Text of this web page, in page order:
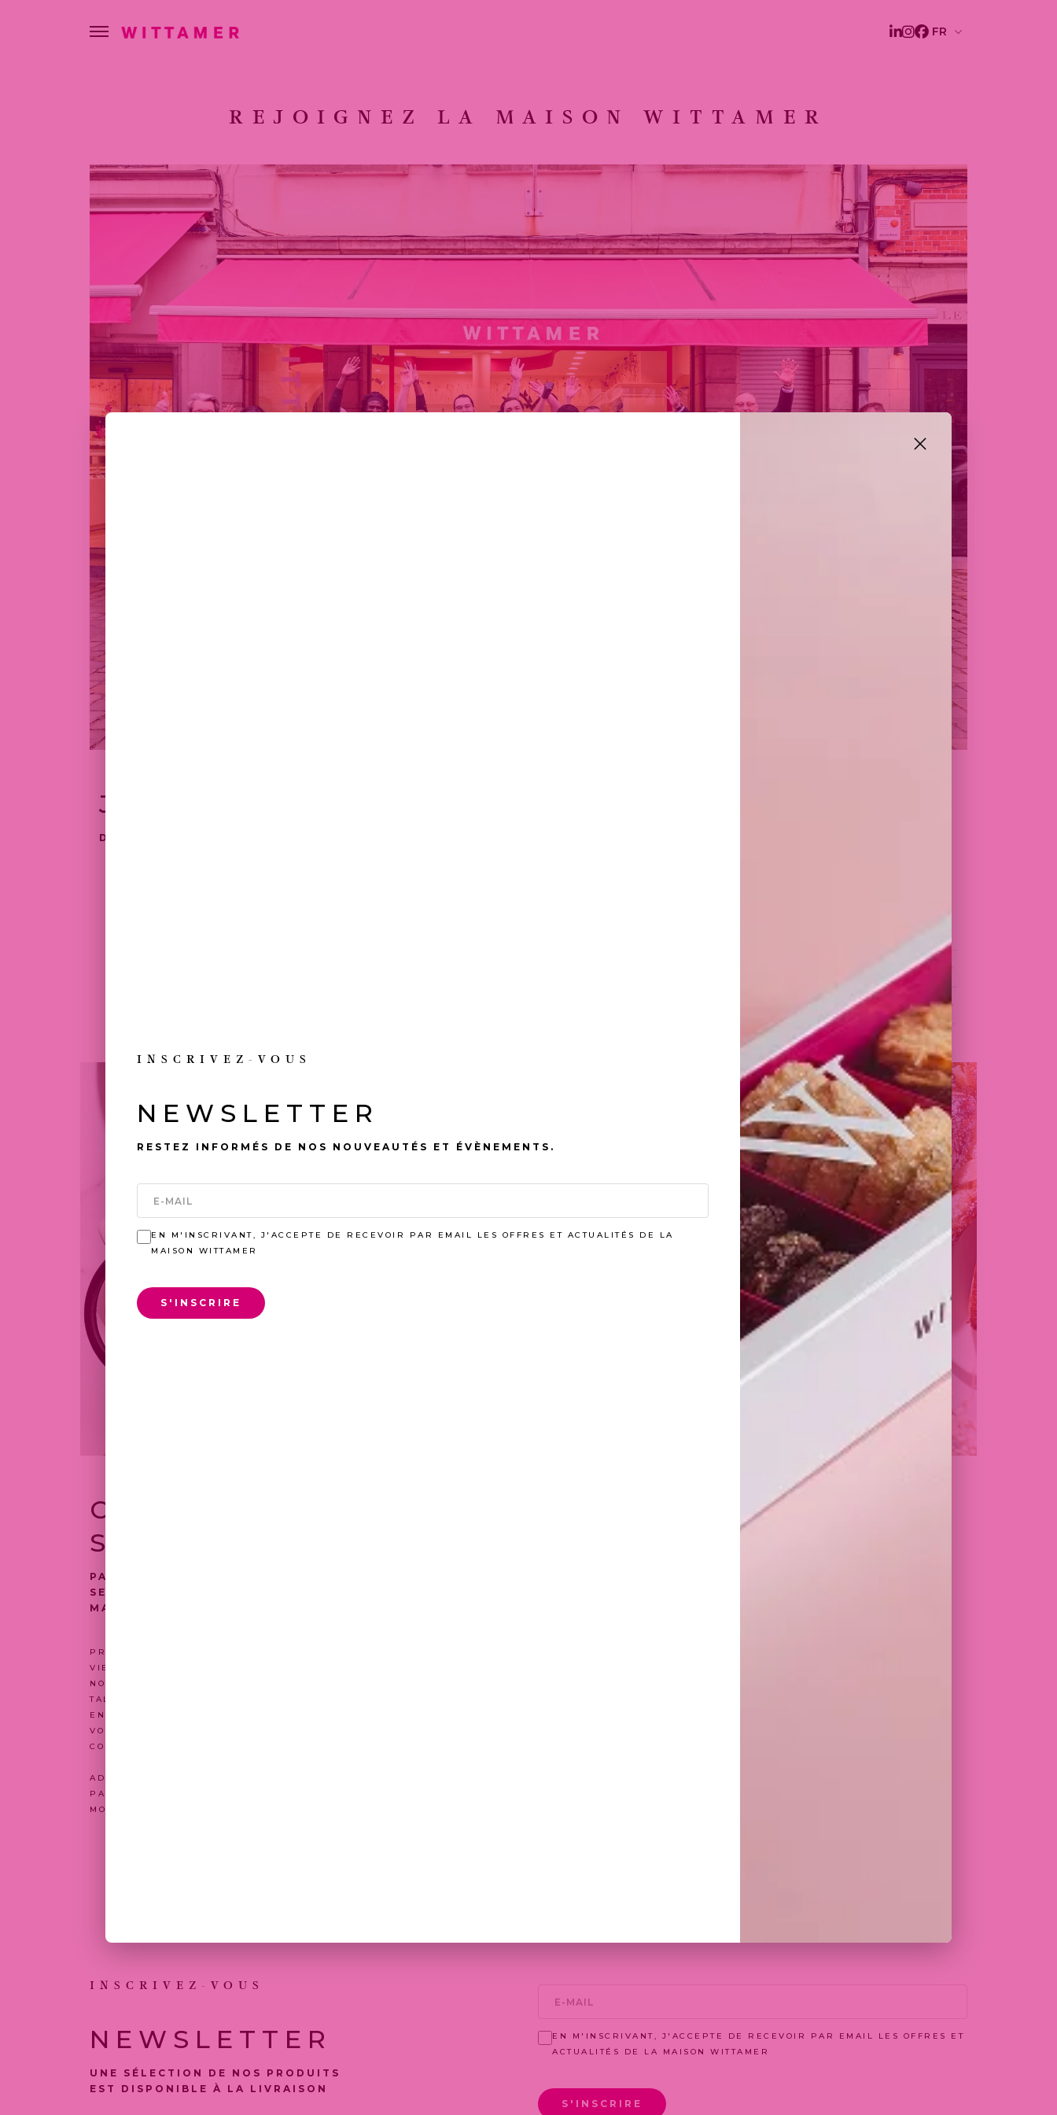
REJOIGNEZ LA MAISON WITTAMER
JOBS
DÉCOUVREZ TOUTES NOS OFFRES D’EMPLOI
PRODUCTION ATELIER
+
VENTE EN BOUTIQUE
+
CANDIDATURE
SPONTANÉE
PASSION, EXIGENCE, SAVOIR-FAIRE ET SENS DU
SERVICE ANIMENT CHAQUE MÉTIER DE NOTRE
MAISON.
PRODUCTION CHOCOLATIÈRE, PÂTISSERIE, GLACERIE,
VIENNOISERIE, VENTE, LOGISTIQUE OU FONCTIONS SUPPORT :
NOUS SOMMES TOUJOURS ATTENTIFS AUX PROFILS
TALENTUEUX SOUHAITANT ÉVOLUER DANS UN
ENVIRONNEMENT ARTISANAL ET HAUT DE GAMME.
VOUS SOUHAITEZ REJOINDRE UNE ÉQUIPE ENGAGÉE ET
CONTRIBUER À FAIRE VIVRE DES PRODUITS D’EXCEPTION ?
ADRESSEZ-NOUS VOTRE CANDIDATURE SPONTANÉE ET
PARTAGEZ-NOUS VOTRE PARCOURS AINSI QUE VOS
MOTIVATIONS.
INSCRIVEZ-VOUS
NEWSLETTER
UNE SÉLECTION DE NOS PRODUITS
EST DISPONIBLE À LA LIVRAISON
EN M'INSCRIVANT, J'ACCEPTE DE RECEVOIR PAR EMAIL LES OFFRES ET
ACTUALITÉS DE LA MAISON WITTAMER
S'INSCRIRE
INSCRIVEZ-VOUS
NEWSLETTER
RESTEZ INFORMÉS DE NOS NOUVEAUTÉS ET ÉVÈNEMENTS.
EN M'INSCRIVANT, J'ACCEPTE DE RECEVOIR PAR EMAIL LES OFFRES ET ACTUALITÉS DE LA
MAISON WITTAMER
S'INSCRIRE